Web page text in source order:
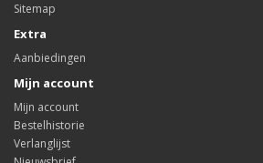
Sitemap
Extra
Aanbiedingen
Mijn account
Mijn account
Bestelhistorie
Verlanglijst